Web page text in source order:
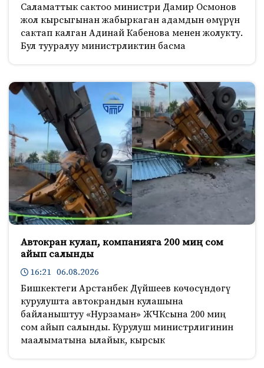
Саламаттык сактоо министри Дамир Осмонов
жол кырсыгынан жабыркаган адамдын өмүрүн
сактап калган Адинай Кабенова менен жолукту.
Бул тууралуу министрликтин басма
Автокран кулап, компанияга 200 миң сом
айып салынды
16:21 06.08.2026
Бишкектеги Арстанбек Дүйшеев көчөсүндөгү
курулушта автокрандын кулашына
байланыштуу «Нурзаман» ЖЧКсына 200 миң
сом айып салынды. Курулуш министрлигинин
маалыматына ылайык, кырсык